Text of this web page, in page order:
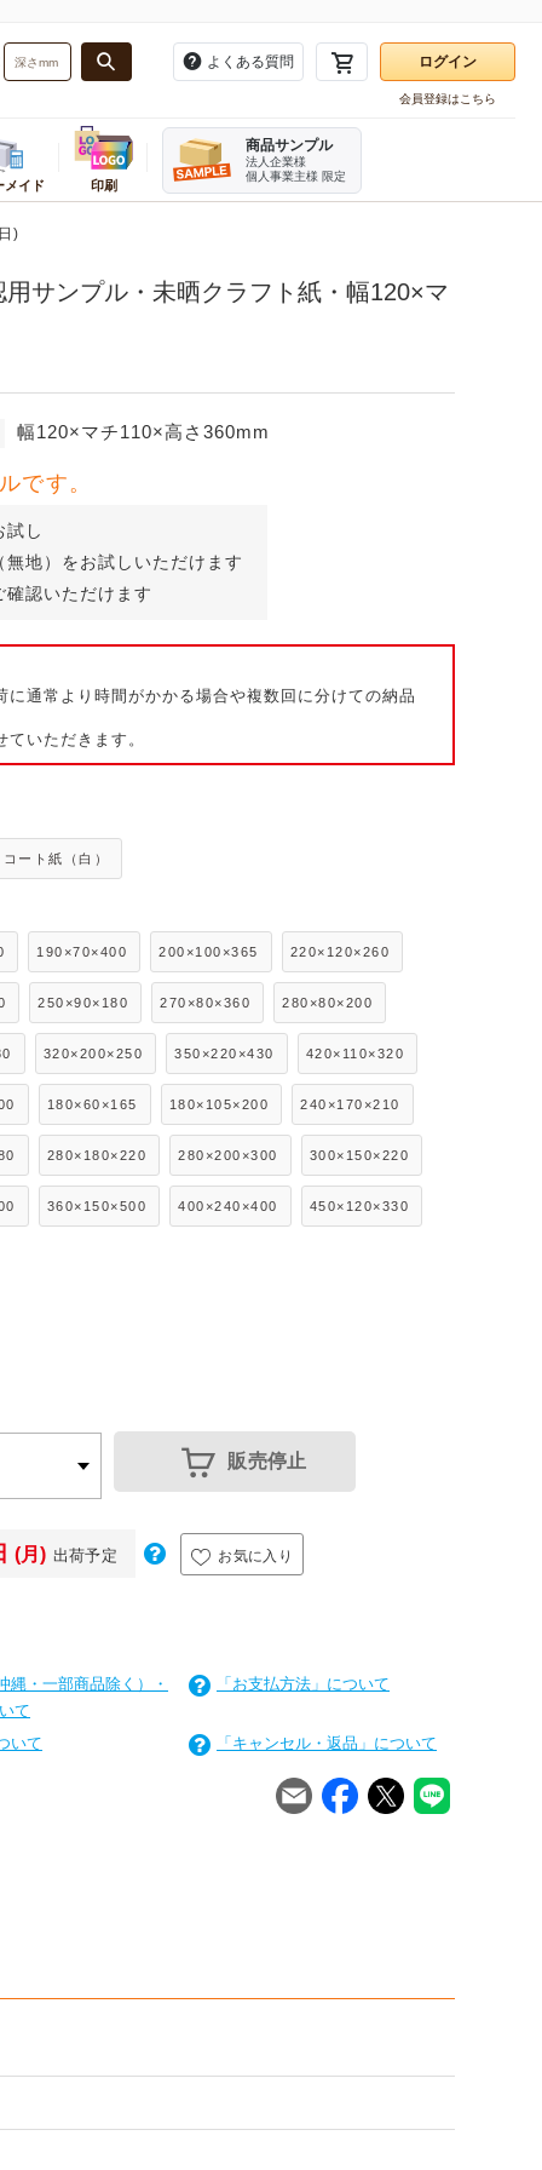
よくある質問 ログイン
会員登録はこちら
お気に入り一覧
注文履歴
再注文
ンド
ルダー
ビニール紐
箱切り名人
発泡スチロール・保冷箱
お酒パッケージ
ベーカリー資材
カフェ資材
品
ター
ラ
のぼり
メイド
ダーメイドかんたん見積もり
立てケース
印刷
商品サンプル
法人企業様
個人事業主様 限定
)
サンプル・未晒クラフト紙・幅120×マ
幅120×マチ110×高さ360mm
です。
試し
地）をお試しいただけます
認いただけます
通常より時間がかかる場合や複数回に分けての納品
いただきます。
コート紙（白）
190×70×400 200×100×365 220×120×260
250×90×180 270×80×360 280×80×200
320×200×250 350×220×430 420×110×320
180×60×165 180×105×200 240×170×210
280×180×220 280×200×300 300×150×220
360×150×500 400×240×400 450×120×330
販売停止
(月) 出荷予定 お気に入り
縄・一部商品除く）・
て
「お支払方法」について
いて 「キャンセル・返品」について